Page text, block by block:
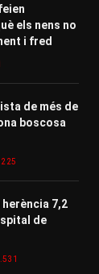
els nens no
i fred
de més de
boscosa
herència 7,2
de